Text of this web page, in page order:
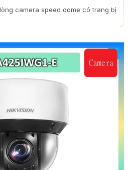
camera speed dome có trang bị